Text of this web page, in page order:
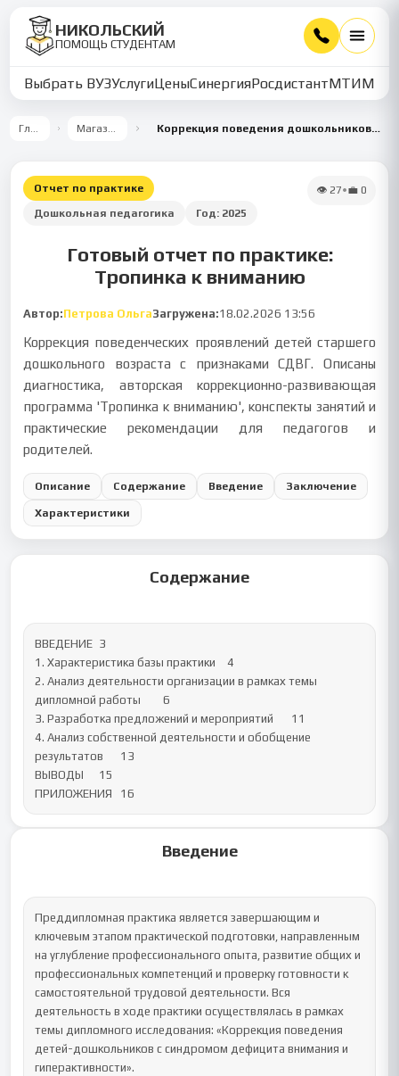
НИКОЛЬСКИЙ
ПОМОЩЬ СТУДЕНТАМ
Выбрать ВУЗУслугиЦеныСинергияРосдистантМТИММУ
Главная Магазин работ Коррекция поведения дошкольников с СДВГ: программа 'Тропинка к вниманию'
Отчет по практике
Дошкольная педагогика
Год: 2025
👁 27•💼 0
Готовый отчет по практике:
Тропинка к вниманию
Автор:Петрова ОльгаЗагружена:18.02.2026 13:56
Коррекция поведенческих проявлений детей старшего
дошкольного возраста с признаками СДВГ. Описаны
диагностика, авторская коррекционно-развивающая
программа 'Тропинка к вниманию', конспекты занятий и
практические рекомендации для педагогов и
родителей.
Описание Содержание Введение Заключение
Характеристики
Содержание
ВВЕДЕНИЕ	3
1. Характеристика базы практики	4
2. Анализ деятельности организации в рамках темы
дипломной работы	6
3. Разработка предложений и мероприятий	11
4. Анализ собственной деятельности и обобщение
результатов	13
ВЫВОДЫ	15
ПРИЛОЖЕНИЯ	16
Введение
Преддипломная практика является завершающим и
ключевым этапом практической подготовки, направленным
на углубление профессионального опыта, развитие общих и
профессиональных компетенций и проверку готовности к
самостоятельной трудовой деятельности. Вся
деятельность в ходе практики осуществлялась в рамках
темы дипломного исследования: «Коррекция поведения
детей-дошкольников с синдромом дефицита внимания и
гиперактивности».